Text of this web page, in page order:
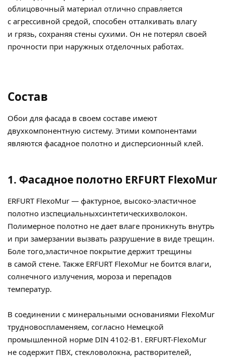
облицовочный материал отлично справляется
с агрессивной средой, способен отталкивать влагу
и грязь, сохраняя стены сухими. Он не потерял своей
прочности при наружных отделочных работах.
Состав
Обои для фасада в своем составе имеют
двухкомпонентную систему. Этими компонентами
являются фасадное полотно и дисперсионный клей.
1. Фасадное полотно ERFURT FlexoMur
ERFURT FlexoMur — фактурное, высоко-эластичное
полотно изспециальныхсинтетическихволокон.
Полимерное полотно не дает влаге проникнуть внутрь
и при замерзании вызвать разрушение в виде трещин.
Боле того,эластичное покрытие держит трещины
в самой стене. Также ERFURT FlexoMur не боится влаги,
солнечного излучения, мороза и перепадов
температур.
В соединении с минеральными основаниями FlexoMur
трудновоспламеняем, согласно Немецкой
промышленной норме DIN 4102-B1. ERFURT-FlexoMur
не содержит ПВХ, стекловолокна, растворителей,